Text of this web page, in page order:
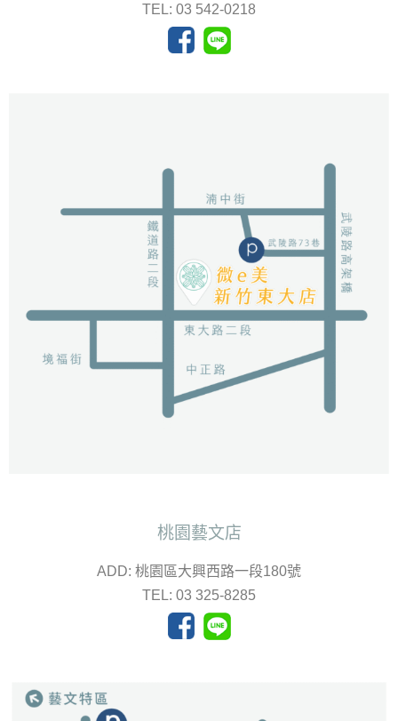
TEL: 03 542-0218
桃園藝文店
ADD: 桃園區大興西路一段180號
TEL: 03 325-8285